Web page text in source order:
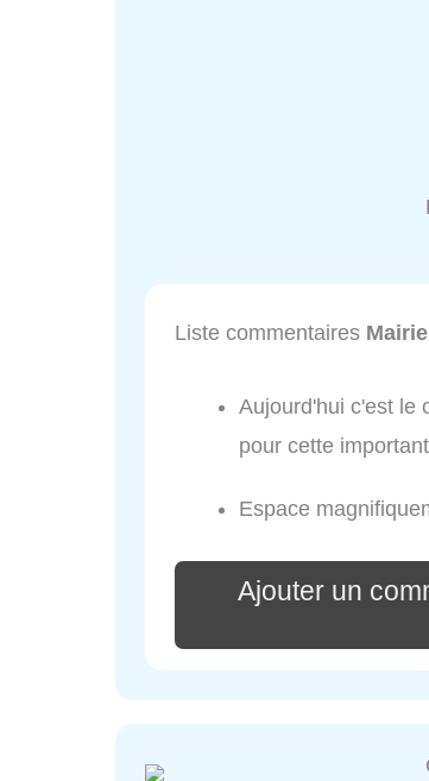
Liste commentaires
Aujourd'hui c'est le
pour cette
Espace
Ajouter un